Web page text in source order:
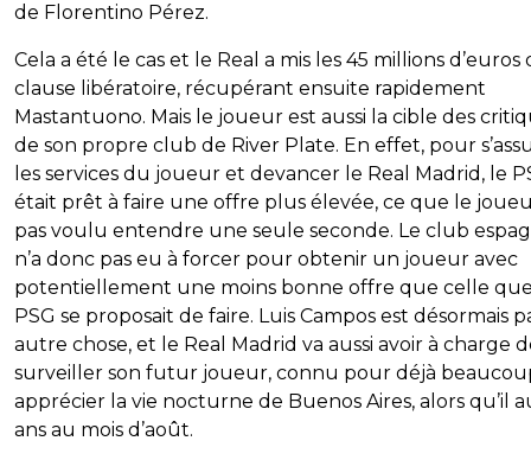
de Florentino Pérez.
Cela a été le cas et le Real a mis les 45 millions d’euros
clause libératoire, récupérant ensuite rapidement
Mastantuono. Mais le joueur est aussi la cible des
de son propre club de River Plate. En effet, pour
les services du joueur et devancer le Real Madrid, le
était prêt à faire une offre plus élevée, ce que le
pas voulu entendre une seule seconde. Le club
n’a donc pas eu à forcer pour obtenir un joueur avec
potentiellement une moins bonne offre que celle
PSG se proposait de faire. Luis Campos est désormais
autre chose, et le Real Madrid va aussi avoir à charge
surveiller son futur joueur, connu pour déjà
apprécier la vie nocturne de Buenos Aires, alors qu’il
ans au mois d’août.